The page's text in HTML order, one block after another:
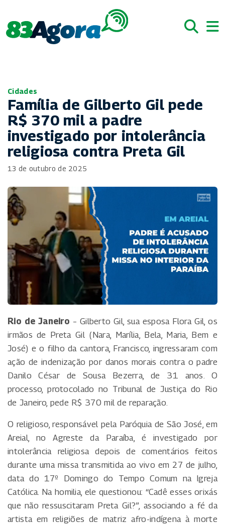
Cidades
Família de Gilberto Gil pede
R$ 370 mil a padre
investigado por intolerância
religiosa contra Preta Gil
13 de outubro de 2025
Rio de Janeiro – Gilberto Gil, sua esposa Flora Gil, os
irmãos de Preta Gil (Nara, Marília, Bela, Maria, Bem e
José) e o filho da cantora, Francisco, ingressaram com
ação de indenização por danos morais contra o padre
Danilo César de Sousa Bezerra, de 31 anos. O
processo, protocolado no Tribunal de Justiça do Rio
de Janeiro, pede R$ 370 mil de reparação.
O religioso, responsável pela Paróquia de São José, em
Areial, no Agreste da Paraíba, é investigado por
intolerância religiosa depois de comentários feitos
durante uma missa transmitida ao vivo em 27 de julho,
data do 17º Domingo do Tempo Comum na Igreja
Católica. Na homilia, ele questionou: “Cadê esses orixás
que não ressuscitaram Preta Gil?”, associando a fé da
artista em religiões de matriz afro-indígena à morte